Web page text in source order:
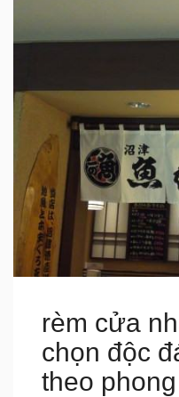
rèm cửa
chọn độc
theo